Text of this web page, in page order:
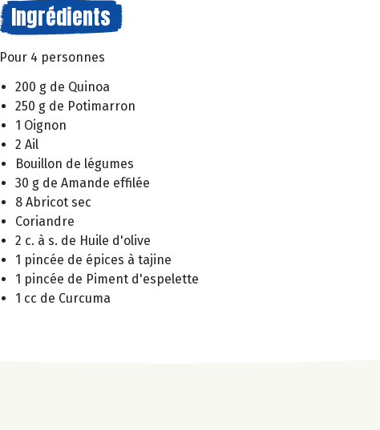
Ingrédients
Pour 4 personnes
200 g de Quinoa
250 g de Potimarron
1 Oignon
2 Ail
Bouillon de légumes
30 g de Amande effilée
8 Abricot sec
Coriandre
2 c. à s. de Huile d'olive
1 pincée de épices à tajine
1 pincée de Piment d'espelette
1 cc de Curcuma